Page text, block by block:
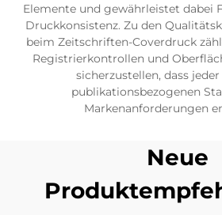
Elemente und gewährleistet dabei
Druckkonsistenz. Zu den
beim Zeitschriften-Coverdruck
Registrierkontrollen und
sicherzustellen, dass
publikationsbezogenen
Markenanforderungen
Neue